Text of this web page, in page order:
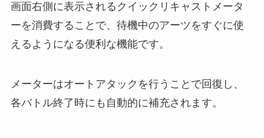
画面右側に表示されるクイックリキャストメータ
ーを消費することで、待機中のアーツをすぐに使
えるようになる便利な機能です。
メーターはオートアタックを行うことで回復し、
各バトル終了時にも自動的に補充されます。